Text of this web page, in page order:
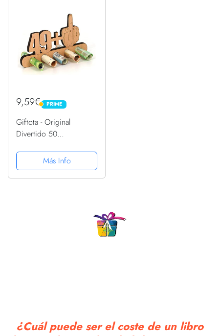
9,59€ PRIME
PRIME
Giftota - Original
Divertido 50
dinero madera - 49 + 1
dedo medio - Regalo de
50 cumpleaños -
Más Info
¿Cuál puede ser el coste de un libro